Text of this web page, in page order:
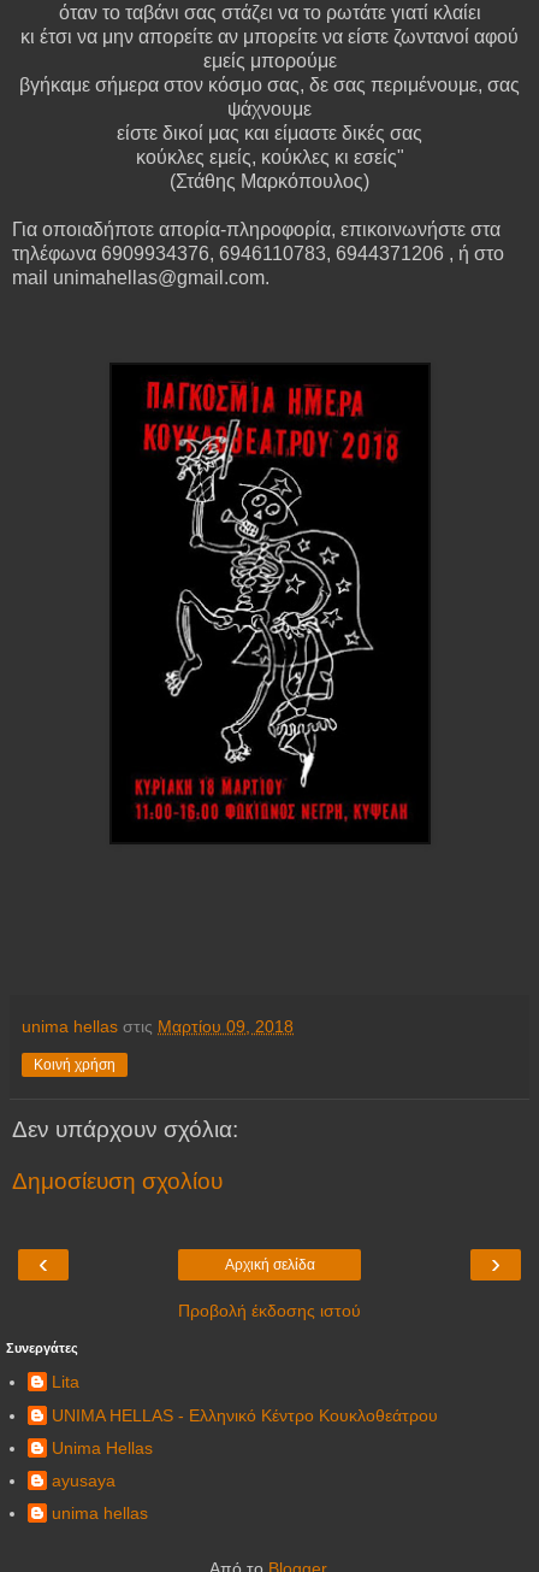
όταν το ταβάνι σας στάζει να το ρωτάτε γιατί κλαίει
κι έτσι να μην απορείτε αν μπορείτε να είστε ζωντανοί αφού
εμείς μπορούμε
βγήκαμε σήμερα στον κόσμο σας, δε σας περιμένουμε, σας
ψάχνουμε
είστε δικοί μας και είμαστε δικές σας
κούκλες εμείς, κούκλες κι εσείς"
(Στάθης Μαρκόπουλος)
Για οποιαδήποτε απορία-πληροφορία, επικοινωνήστε στα
τηλέφωνα 6909934376, 6946110783, 6944371206 , ή στο
mail unimahellas@gmail.com.
unima hellas στις Μαρτίου 09, 2018
Κοινή χρήση
Δεν υπάρχουν σχόλια:
Δημοσίευση σχολίου
‹ ›
Αρχική σελίδα
Προβολή έκδοσης ιστού
Συνεργάτες
Lita
UNIMA HELLAS - Ελληνικό Κέντρο Κουκλοθεάτρου
Unima Hellas
ayusaya
unima hellas
Από το Blogger.